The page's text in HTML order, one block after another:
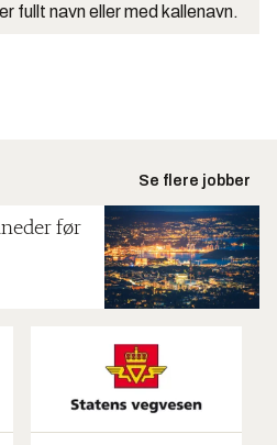
fullt navn eller med kallenavn.
Se flere jobber
før